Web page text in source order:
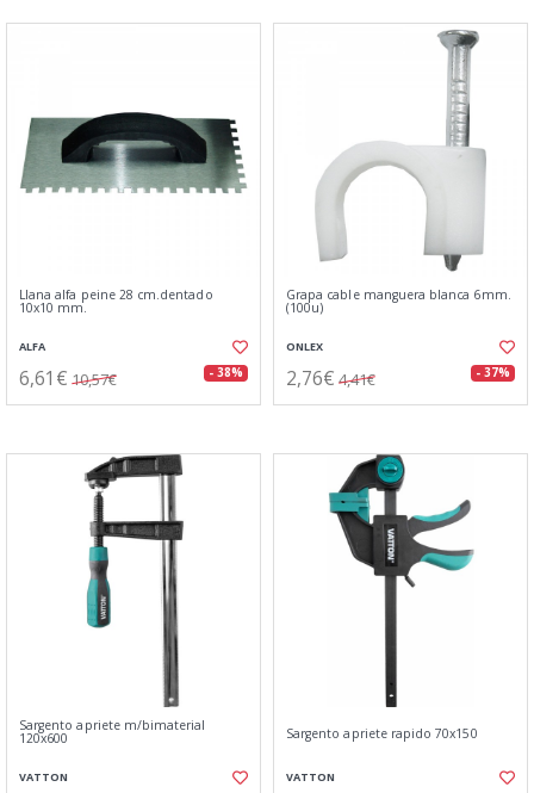
Llana alfa peine 28 cm.dentado
10x10 mm.
ALFA
6,61€ 10,57€ - 38%
Grapa cable manguera blanca 6mm.
(100u)
ONLEX
2,76€ 4,41€ - 37%
Sargento apriete m/bimaterial
120x600
VATTON
Sargento apriete rapido 70x150
VATTON